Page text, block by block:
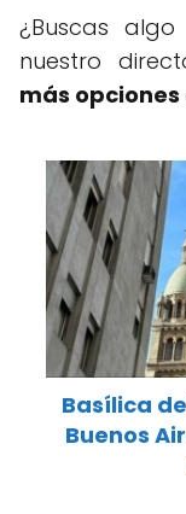
¿Buscas
nuestro
más opciones
Basílica
Buenos